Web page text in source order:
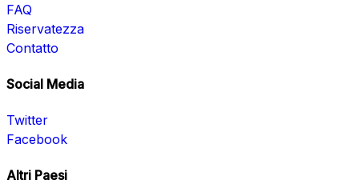
FAQ
Riservatezza
Contatto
Social Media
Twitter
Facebook
Altri Paesi